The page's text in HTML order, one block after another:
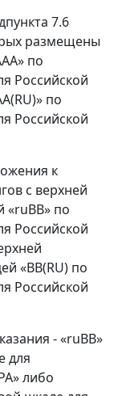
7.6
размещены
по
Российской
по
Российской
к
с верхней
«ruВВ» по
Российской
«ВВ(RU) по
Российской
- «ruВВ»
для
либо